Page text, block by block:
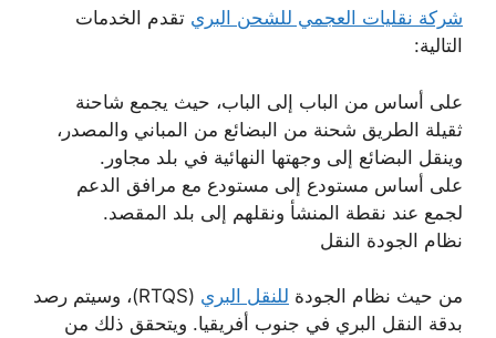
شركة نقليات العجمي للشحن البري تقدم الخدمات
التالية:
على أساس من الباب إلى الباب، حيث يجمع شاحنة
ثقيلة الطريق شحنة من البضائع من المباني والمصدر،
وينقل البضائع إلى وجهتها النهائية في بلد مجاور.
على أساس مستودع إلى مستودع مع مرافق الدعم
لجمع عند نقطة المنشأ ونقلهم إلى بلد المقصد.
نظام الجودة النقل
من حيث نظام الجودة للنقل البري
(RTQS)، وسيتم رصد
بدقة النقل البري في جنوب أفريقيا. ويتحقق ذلك من